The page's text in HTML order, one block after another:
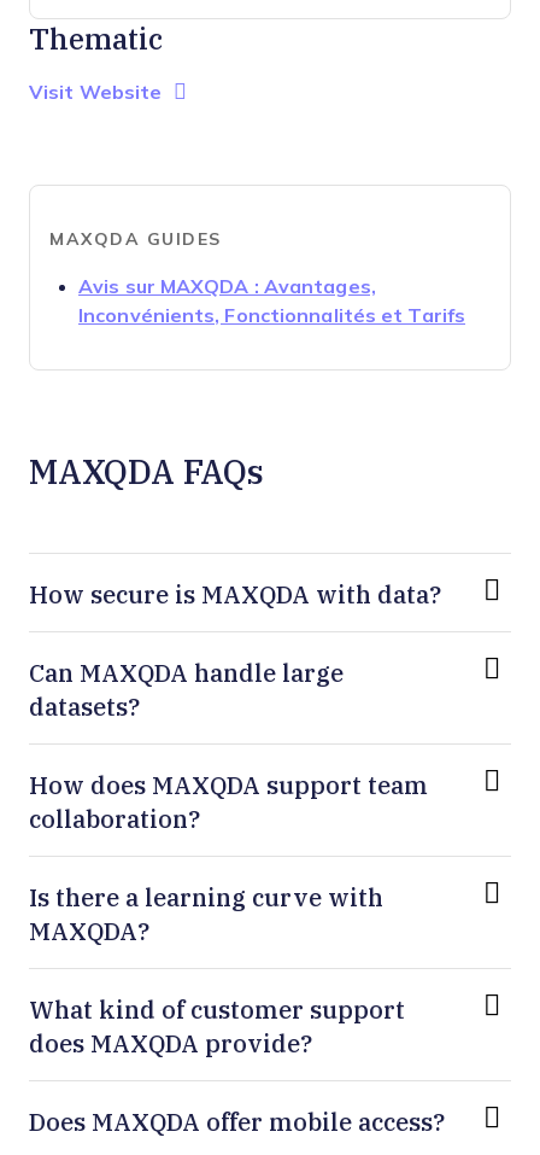
Thematic
Visit Website Opens New Window
MAXQDA GUIDES
Avis sur MAXQDA : Avantages,
Inconvénients, Fonctionnalités et Tarifs
MAXQDA FAQs
How secure is MAXQDA with data?
Can MAXQDA handle large
datasets?
How does MAXQDA support team
collaboration?
Is there a learning curve with
MAXQDA?
What kind of customer support
does MAXQDA provide?
Does MAXQDA offer mobile access?